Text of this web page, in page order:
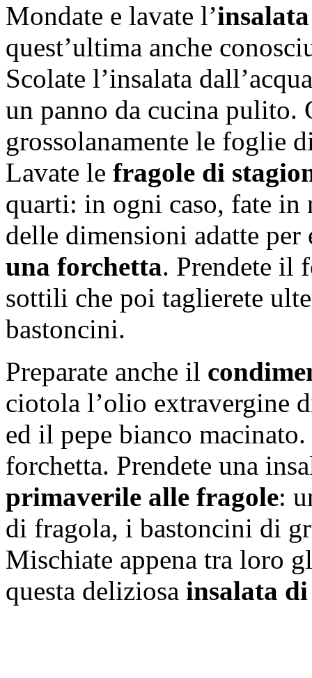
Mondate e lavate l’
quest’ultima anche
Scolate l’insalata
un panno da cucina pulito.
grossolanamente le foglie
Lavate le fragole di
quarti: in ogni caso, fate in
delle dimensioni adatte per
una forchetta. Prendete il
sottili che poi taglierete
bastoncini.
Preparate anche il
ciotola l’olio extravergine
ed il pepe bianco
forchetta. Prendete una
primaverile alle fragole:
di fragola, i bastoncini di
Mischiate appena tra loro
questa deliziosa insalata